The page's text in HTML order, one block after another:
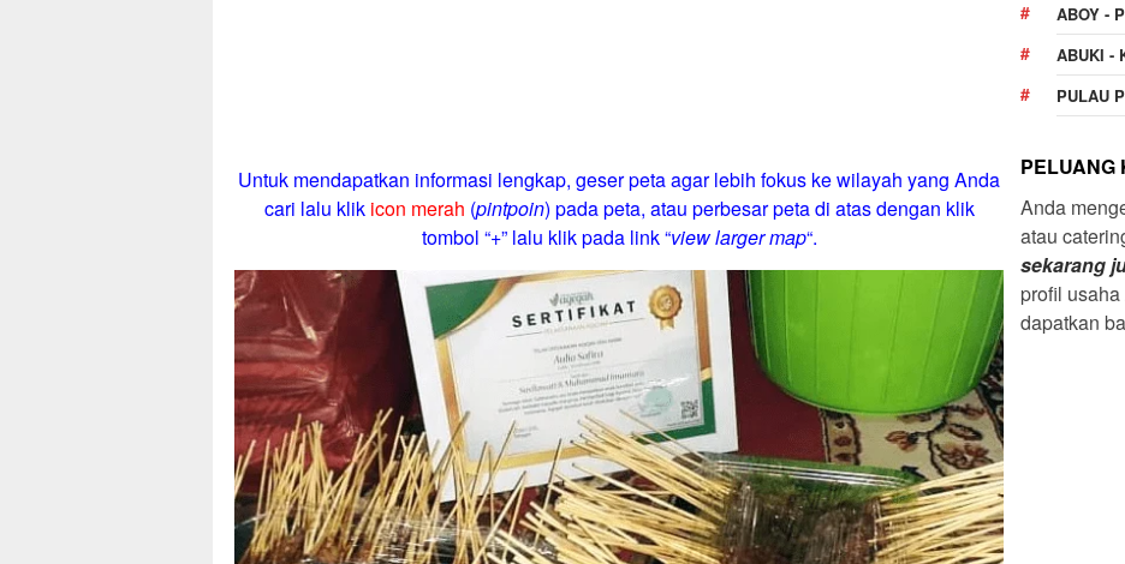
Untuk mendapatkan informasi lengkap, geser peta agar lebih fokus ke wilayah yang Anda
cari lalu klik icon merah (pintpoin) pada peta, atau perbesar peta di atas dengan klik
tombol “+” lalu klik pada link “view larger map“.
ABOY -
ABUKI -
PULAU
PELUANG
Anda
atau
sekarang
profil
dapatkan